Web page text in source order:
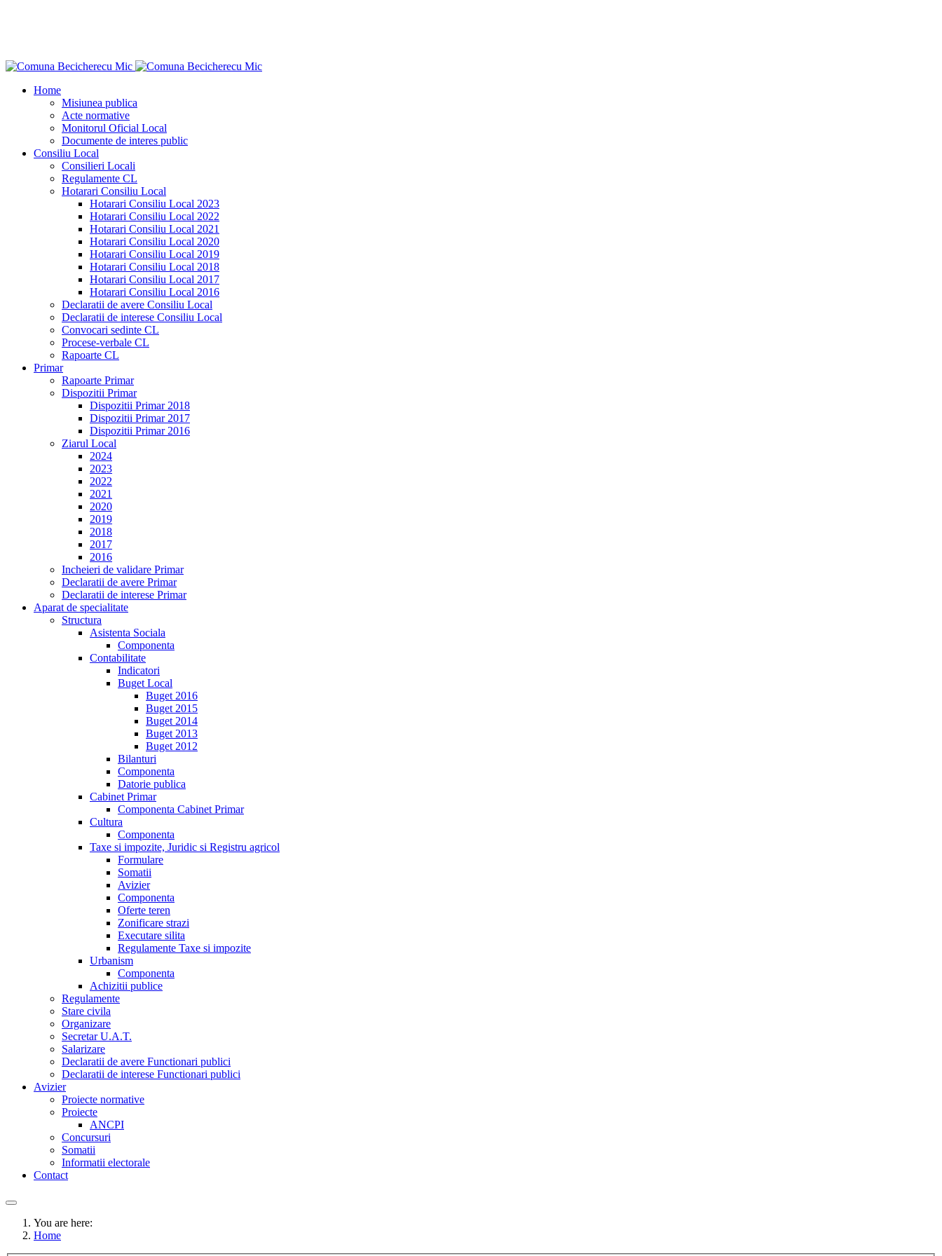
Home
Misiunea publica
Acte normative
Monitorul Oficial Local
Documente de interes public
Consiliu Local
Consilieri Locali
Regulamente CL
Hotarari Consiliu Local
Hotarari Consiliu Local 2023
Hotarari Consiliu Local 2022
Hotarari Consiliu Local 2021
Hotarari Consiliu Local 2020
Hotarari Consiliu Local 2019
Hotarari Consiliu Local 2018
Hotarari Consiliu Local 2017
Hotarari Consiliu Local 2016
Declaratii de avere Consiliu Local
Declaratii de interese Consiliu Local
Convocari sedinte CL
Procese-verbale CL
Rapoarte CL
Primar
Rapoarte Primar
Dispozitii Primar
Dispozitii Primar 2018
Dispozitii Primar 2017
Dispozitii Primar 2016
Ziarul Local
2024
2023
2022
2021
2020
2019
2018
2017
2016
Incheieri de validare Primar
Declaratii de avere Primar
Declaratii de interese Primar
Aparat de specialitate
Structura
Asistenta Sociala
Componenta
Contabilitate
Indicatori
Buget Local
Buget 2016
Buget 2015
Buget 2014
Buget 2013
Buget 2012
Bilanturi
Componenta
Datorie publica
Cabinet Primar
Componenta Cabinet Primar
Cultura
Componenta
Taxe si impozite, Juridic si Registru agricol
Formulare
Somatii
Avizier
Componenta
Oferte teren
Zonificare strazi
Executare silita
Regulamente Taxe si impozite
Urbanism
Componenta
Achizitii publice
Regulamente
Stare civila
Organizare
Secretar U.A.T.
Salarizare
Declaratii de avere Functionari publici
Declaratii de interese Functionari publici
Avizier
Proiecte normative
Proiecte
ANCPI
Concursuri
Somatii
Informatii electorale
Contact
You are here:
Home